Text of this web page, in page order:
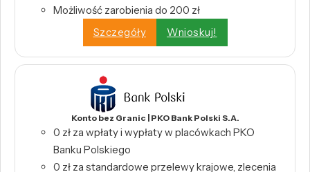
Możliwość zarobienia do 200 zł
Szczegóły
Wnioskuj!
Konto bez Granic | PKO Bank Polski S.A.
0 zł za wpłaty i wypłaty w placówkach PKO
Banku Polskiego
0 zł za standardowe przelewy krajowe, zlecenia